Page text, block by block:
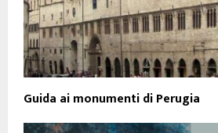
Guida ai monumenti di Perugia